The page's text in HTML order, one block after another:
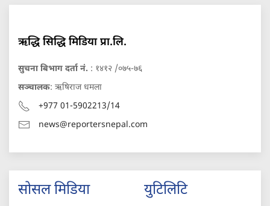
ऋद्धि सिद्धि मिडिया प्रा.लि.
सुचना बिभाग दर्ता नं. : १४१२ /०७५-७६
सञ्चालक: ऋषिराज धमला
+977 01-5902213/14
news@reportersnepal.com
सोसल मिडिया युटिलिटि